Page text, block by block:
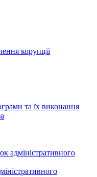
корупції
та їх виконання
адміністративного